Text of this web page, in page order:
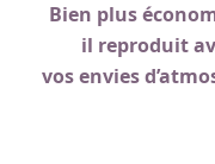
Bien plus
il reproduit
vos envies